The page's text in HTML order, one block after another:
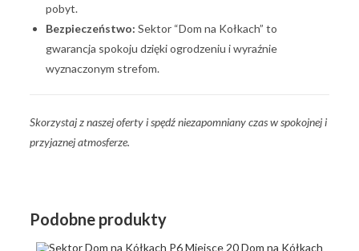
pobyt.
Bezpieczeństwo: Sektor “Dom na Kołkach” to
gwarancja spokoju dzięki ogrodzeniu i wyraźnie
wyznaczonym strefom.
Skorzystaj z naszej oferty i spędź niezapomniany czas w spokojnej i
przyjaznej atmosferze.
Podobne produkty